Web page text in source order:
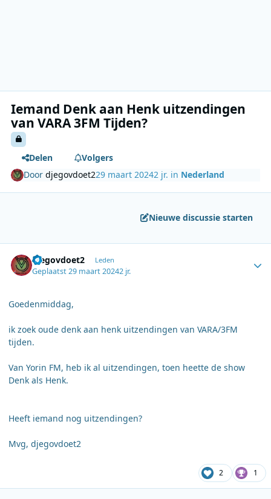
Iemand Denk aan Henk uitzendingen
van VARA 3FM Tijden?
Delen
Volgers
Doordjegovdoet229 maart 20242 jr. in Nederland
Nieuwe discussie starten
djegovdoet2 Leden
Geplaatst29 maart 20242 jr.
Goedenmiddag,
ik zoek oude denk aan henk uitzendingen van VARA/3FM
tijden.
Van Yorin FM, heb ik al uitzendingen, toen heette de show
Denk als Henk.
Heeft iemand nog uitzendingen?
Mvg, djegovdoet2
2 1